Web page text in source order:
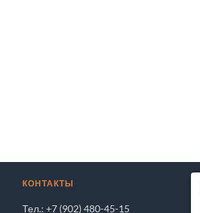
КОНТАКТЫ
Тел.: +7 (902) 480-45-15